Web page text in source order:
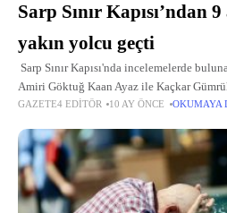
Sarp Sınır Kapısı’ndan
yakın yolcu geçti
Sarp Sınır Kapısı'nda incelemelerde
Amiri Göktuğ Kaan Ayaz ile Kaçkar
Ersin Başaran'dan çalışmalar hakkında
GAZETE4 EDITÖR 10 AY ÖNCE OKUMAYA